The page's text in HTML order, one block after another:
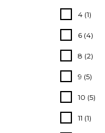
4 (1)
6 (4)
8 (2)
9 (5)
10 (5)
11 (1)